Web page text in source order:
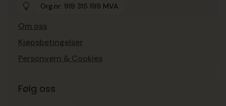
Org.nr: 919 315 199 MVA
Om oss
Kjøpsbetingelser
Personvern & Cookies
Følg oss